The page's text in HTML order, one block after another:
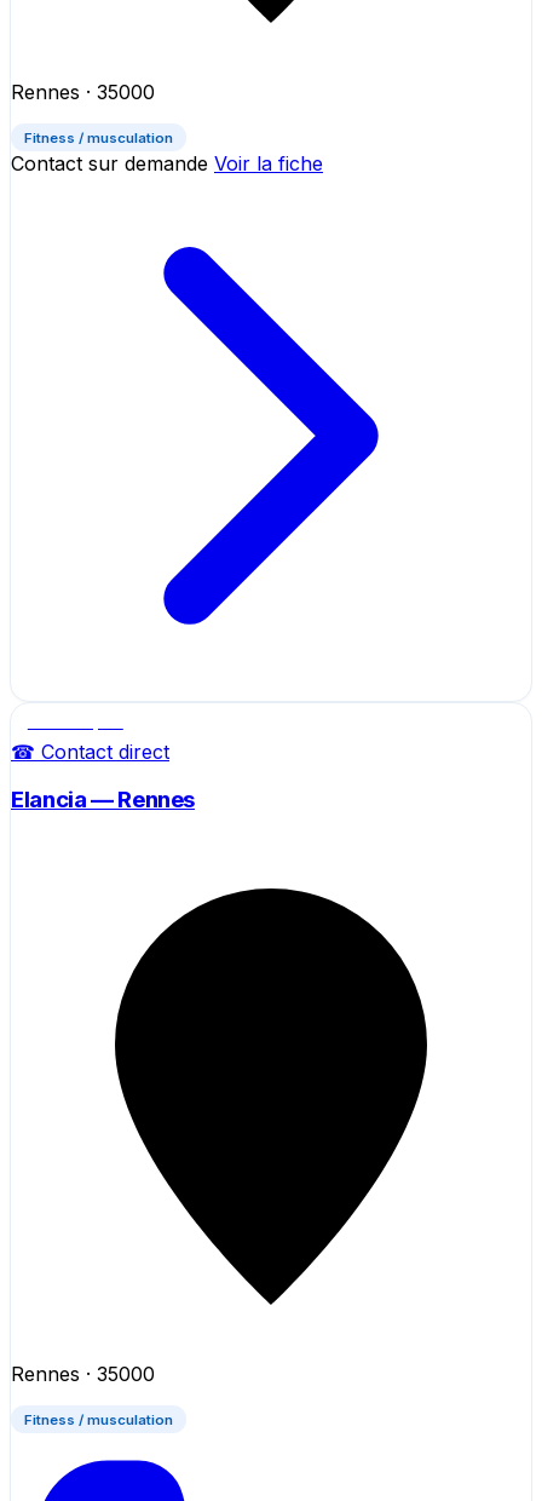
Rennes · 35000
Fitness / musculation
Contact sur demande Voir la fiche
☎ Contact direct
Elancia — Rennes
Rennes · 35000
Fitness / musculation